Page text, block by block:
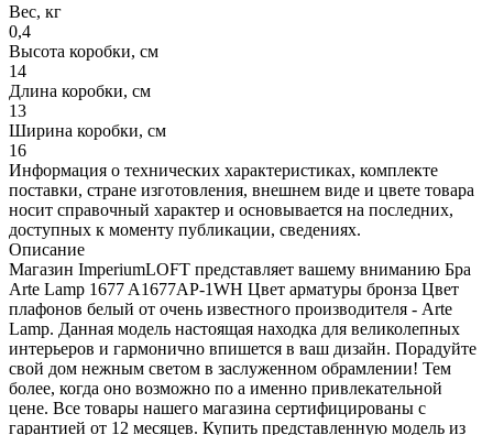
Вес, кг
0,4
Высота коробки, см
14
Длина коробки, см
13
Ширина коробки, см
16
Информация о технических характеристиках, комплекте
поставки, стране изготовления, внешнем виде и цвете товара
носит справочный характер и основывается на последних,
доступных к моменту публикации, сведениях.
Описание
Магазин ImperiumLOFT представляет вашему вниманию Бра
Arte Lamp 1677 A1677AP-1WH Цвет арматуры бронза Цвет
плафонов белый от очень известного производителя - Arte
Lamp. Данная модель настоящая находка для великолепных
интерьеров и гармонично впишется в ваш дизайн. Порадуйте
свой дом нежным светом в заслуженном обрамлении! Тем
более, когда оно возможно по а именно привлекательной
цене. Все товары нашего магазина сертифицированы с
гарантией от 12 месяцев. Купить представленную модель из